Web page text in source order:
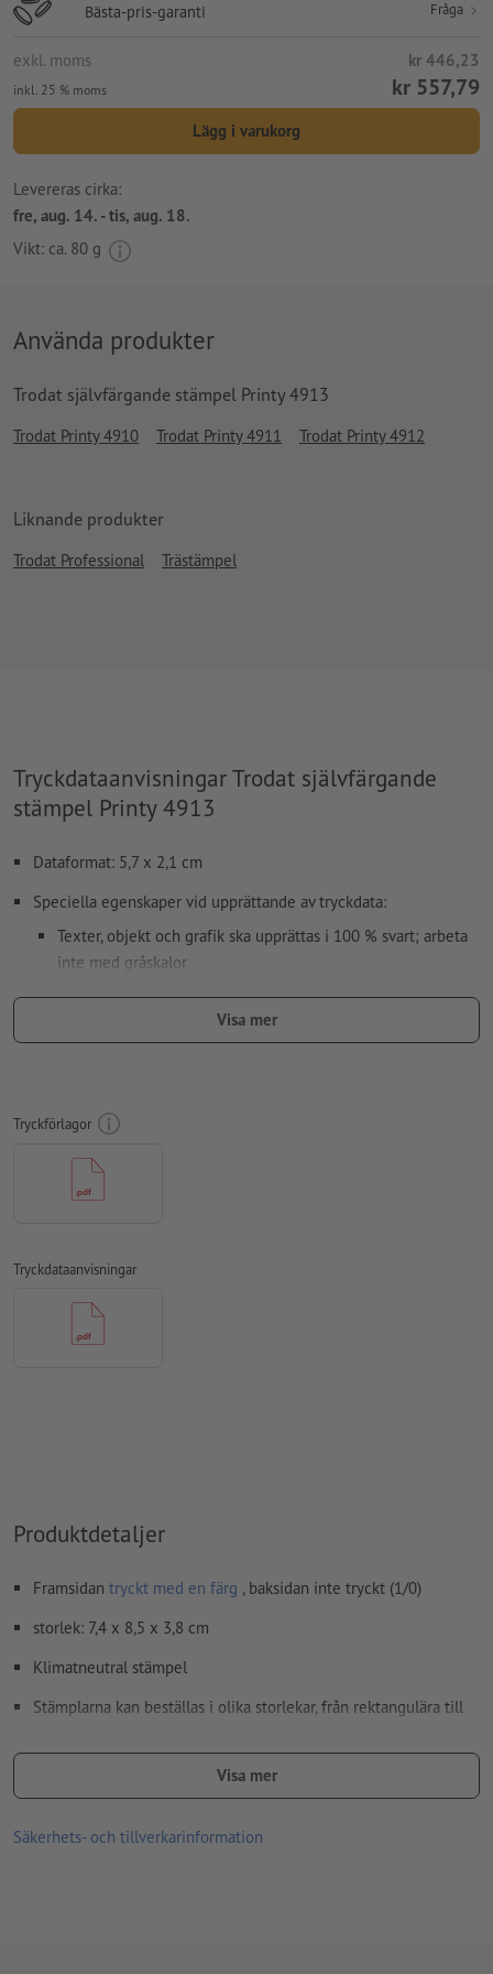
Bästa-pris-garanti Fråga
exkl. moms kr 446,23
inkl. 25 % moms kr 557,79
Lägg i varukorg
Levereras cirka:
fre, aug. 14. - tis, aug. 18.
Vikt: ca. 80 g
Använda produkter
Trodat självfärgande stämpel Printy 4913
Trodat Printy 4910 Trodat Printy 4911 Trodat Printy 4912
Liknande produkter
Trodat Professional Trästämpel
Tryckdataanvisningar Trodat självfärgande
stämpel Printy 4913
Dataformat: 5,7 x 2,1 cm
Speciella egenskaper vid upprättande av tryckdata:
Texter, objekt och grafik ska upprättas i 100 % svart; arbeta
inte med gråskalor
Använd inga effekter som skuggor, förlopp, rutnät,
Vårt tips:
Helvetica för ett optimalt avtryck
Avstånd motiv till slutformat: Min. 1 mm
Hur skapar jag utskriftsdata korrekt?
Visa mer
Tryckförlagor
Tryckdataanvisningar
Produktdetaljer
Framsidan tryckt med en färg , baksidan inte tryckt (1/0)
storlek: 7,4 x 8,5 x 3,8 cm
Klimatneutral stämpel
Stämplarna kan beställas i olika storlekar, från rektangulära till
Leveransomfattning: Stämpel inkl. stämpeldyna och
stämpelplatta
Visa mer
Säkerhets- och tillverkarinformation